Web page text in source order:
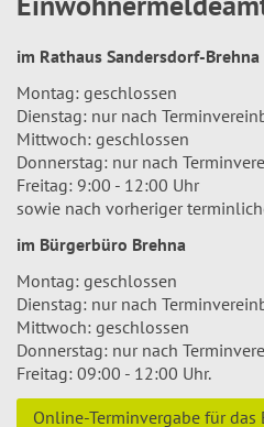
im Rathaus Sandersdorf-Brehna
Montag: geschlossen
Dienstag: nur nach
Mittwoch: geschlossen
Donnerstag: nur nach
Freitag: 9:00 - 12:00 Uhr
sowie nach vorheriger
im Bürgerbüro Brehna
Montag: geschlossen
Dienstag: nur nach
Mittwoch: geschlossen
Donnerstag: nur nach
Freitag: 09:00 - 12:00 Uhr.
Online-Terminvergabe für